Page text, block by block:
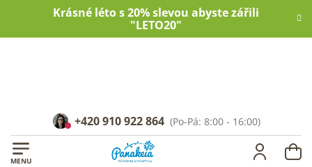
Krásné léto s 20% slevou abyste zářili
"LETO20"
+420 910 922 864